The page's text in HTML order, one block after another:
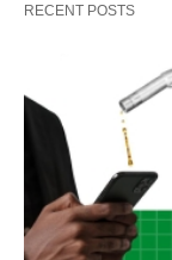
RECENT POSTS